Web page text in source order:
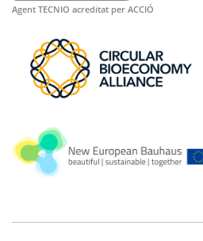
Agent TECNIO acreditat per ACCIÓ